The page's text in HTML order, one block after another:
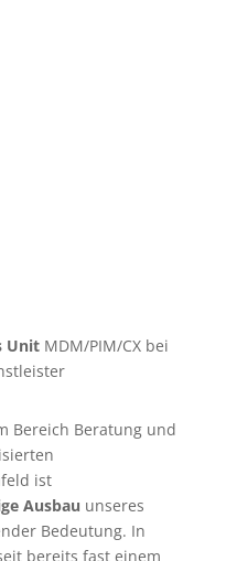
UnitMDM/PIM/CX bei
Bereich Beratung und
ist
Ausbau unseres
Bedeutung. In
bereits fast einem